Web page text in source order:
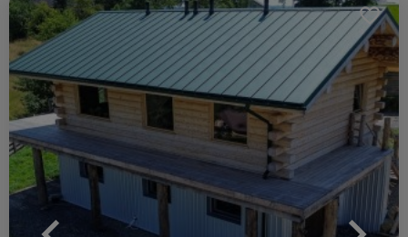
ulubionych Dodaj